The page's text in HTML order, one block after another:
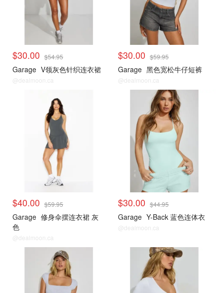
$30.00 $54.95
Garage V领灰色针织连衣裙
@dealmoon.ca
$30.00 $59.95
Garage 黑色宽松牛仔短裤
@dealmoon.ca
$40.00 $59.95
Garage 修身伞摆连衣裙 灰
色
@dealmoon.ca
$30.00 $44.95
Garage Y-Back 蓝色连体衣
@dealmoon.ca